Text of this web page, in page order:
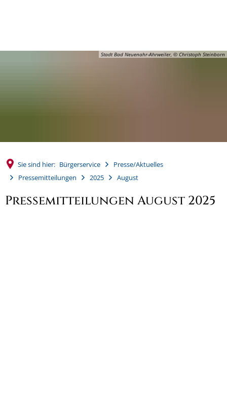
Stadt Bad Neuenahr-Ahrweiler, © Christoph Steinborn
Sie sind hier: Bürgerservice
Presse/Aktuelles
Pressemitteilungen
2025 August
Pressemitteilungen August 2025